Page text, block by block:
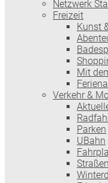
Netzwerk
Freizeit
Kunst
Mit
Verkehr &
Parken
UBahn